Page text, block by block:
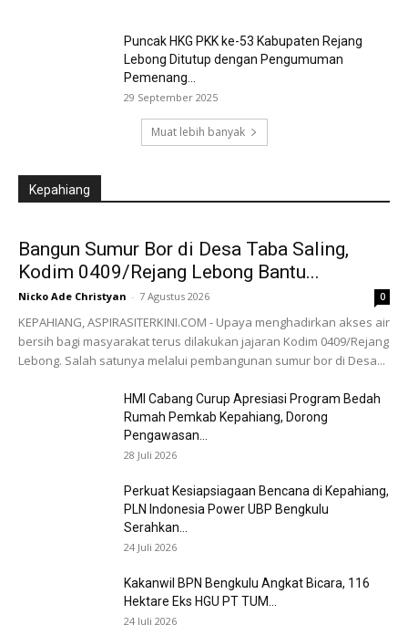
Puncak HKG PKK ke-53 Kabupaten Rejang
Lebong Ditutup dengan Pengumuman
Pemenang...
29 September 2025
Muat lebih banyak
Kepahiang
Bangun Sumur Bor di Desa Taba Saling,
Kodim 0409/Rejang Lebong Bantu...
Nicko Ade Christyan - 7 Agustus 2026 0
KEPAHIANG, ASPIRASITERKINI.COM - Upaya menghadirkan akses air
bersih bagi masyarakat terus dilakukan jajaran Kodim 0409/Rejang
Lebong. Salah satunya melalui pembangunan sumur bor di Desa...
HMI Cabang Curup Apresiasi Program Bedah
Rumah Pemkab Kepahiang, Dorong
Pengawasan...
28 Juli 2026
Perkuat Kesiapsiagaan Bencana di Kepahiang,
PLN Indonesia Power UBP Bengkulu
Serahkan...
24 Juli 2026
Kakanwil BPN Bengkulu Angkat Bicara, 116
Hektare Eks HGU PT TUM...
24 Juli 2026